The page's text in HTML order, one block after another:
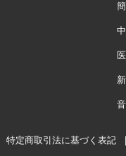
特定商取引法に基づく表記